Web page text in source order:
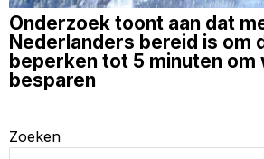
Onderzoek toont aan dat
Nederlanders bereid is om
beperken tot 5 minuten om
besparen
Zoeken